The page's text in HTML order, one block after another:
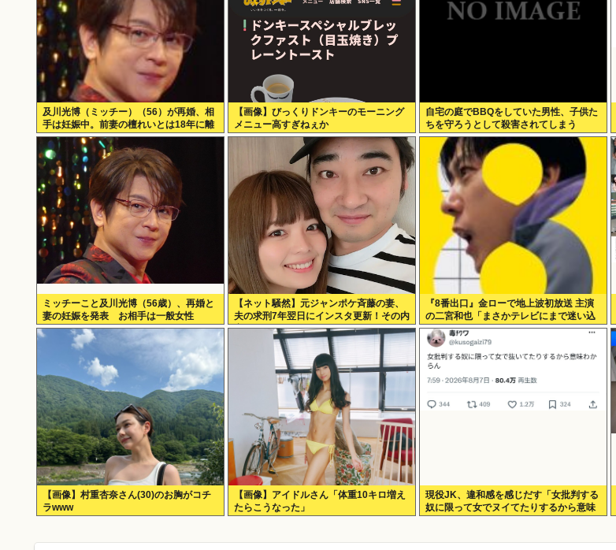
及川光博（ミッチー）（56）が再婚、相
手は妊娠中。前妻の檀れいとは18年に離
婚し子供はなし
【画像】びっくりドンキーのモーニング
メニュー高すぎねぇか
自宅の庭でBBQをしていた男性、子供た
ちを守ろうとして殺害されてしまう
ミッチーこと及川光博（56歳）、再婚と
妻の妊娠を発表 お相手は一般女性
【ネット騒然】元ジャンポケ斉藤の妻、
夫の求刑7年翌日にインスタ更新！その内
容がガチでヤバすぎる…
『8番出口』金ローで地上波初放送 主演
の二宮和也「まさかテレビにまで迷い込
んでしまうとは」
【画像】村重杏奈さん(30)のお胸がコチ
ラwww
【画像】アイドルさん「体重10キロ増え
たらこうなった」
現役JK、違和感を感じだす「女批判する
奴に限って女でヌイてたりするから意味
わからなくなってきた 」